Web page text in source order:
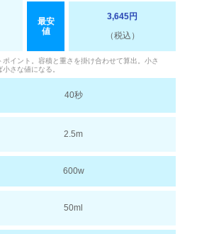
最安
値
3,645円
（税込）
イント。容積と重さを掛け合わせて算出。小さ
さな値になる。
40秒
2.5m
600w
50ml